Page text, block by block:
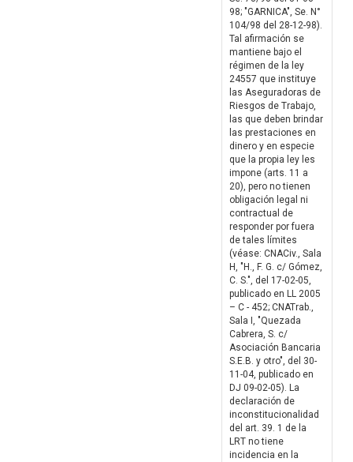
98; "GARNICA", Se. N°
104/98 del 28-12-98).
Tal afirmación se
mantiene bajo el
régimen de la ley
24557 que instituye
las Aseguradoras de
Riesgos de Trabajo,
las que deben brindar
las prestaciones en
dinero y en especie
que la propia ley les
impone (arts. 11 a
20), pero no tienen
obligación legal ni
contractual de
responder por fuera
de tales límites
(véase: CNACiv., Sala
H, "H., F. G. c/ Gómez,
C. S.", del 17-02-05,
publicado en LL 2005
– C - 452; CNATrab.,
Sala I, "Quezada
Cabrera, S. c/
Asociación Bancaria
S.E.B. y otro", del 30-
11-04, publicado en
DJ 09-02-05). La
declaración de
inconstitucionalidad
del art. 39. 1 de la
LRT no tiene
incidencia en la